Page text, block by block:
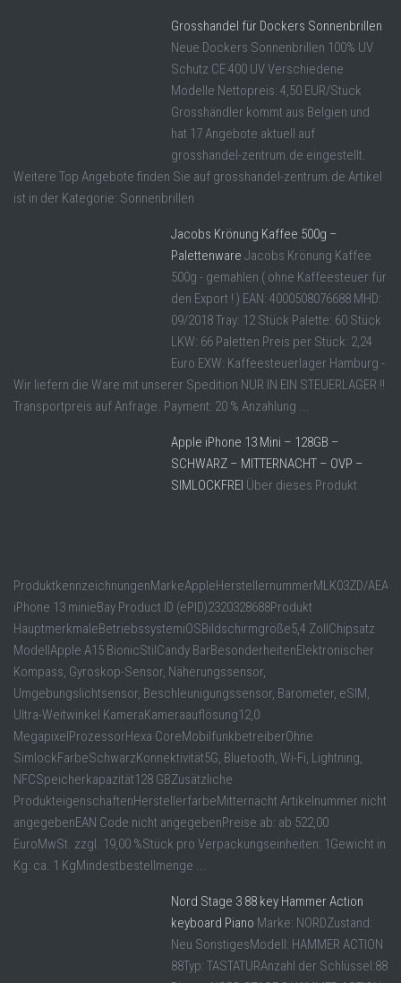
Grosshandel für Dockers Sonnenbrillen
Neue Dockers Sonnenbrillen 100% UV
Schutz CE 400 UV Verschiedene
Modelle Nettopreis: 4,50 EUR/Stück
Grosshändler kommt aus Belgien und
hat 17 Angebote aktuell auf
grosshandel-zentrum.de eingestellt.
Weitere Top Angebote finden Sie auf grosshandel-zentrum.de Artikel
ist in der Kategorie: Sonnenbrillen
Jacobs Krönung Kaffee 500g –
Palettenware Jacobs Krönung Kaffee
500g - gemahlen ( ohne Kaffeesteuer für
den Export ! ) EAN: 4000508076688 MHD:
09/2018 Tray: 12 Stück Palette: 60 Stück
LKW: 66 Paletten Preis per Stück: 2,24
Euro EXW: Kaffeesteuerlager Hamburg -
Wir liefern die Ware mit unserer Spedition NUR IN EIN STEUERLAGER !!
Transportpreis auf Anfrage. Payment: 20 % Anzahlung ...
Apple iPhone 13 Mini – 128GB –
SCHWARZ – MITTERNACHT – OVP –
SIMLOCKFREI Über dieses Produkt
ProduktkennzeichnungenMarkeAppleHerstellernummerMLK03ZD/
iPhone 13 minieBay Product ID (ePID)2320328688Produkt
HauptmerkmaleBetriebssystemiOSBildschirmgröße5,4 ZollChipsatz
ModellApple A15 BionicStilCandy BarBesonderheitenElektronischer
Kompass, Gyroskop-Sensor, Näherungssensor,
Umgebungslichtsensor, Beschleunigungssensor, Barometer, eSIM,
Ultra-Weitwinkel KameraKameraauflösung12,0
MegapixelProzessorHexa CoreMobilfunkbetreiberOhne
SimlockFarbeSchwarzKonnektivität5G, Bluetooth, Wi-Fi, Lightning,
NFCSpeicherkapazität128 GBZusätzliche
ProdukteigenschaftenHerstellerfarbeMitternacht Artikelnummer nicht
angegebenEAN Code nicht angegebenPreise ab: ab 522,00
EuroMwSt. zzgl. 19,00 %Stück pro Verpackungseinheiten: 1Gewicht in
Kg: ca. 1 KgMindestbestellmenge ...
Nord Stage 3 88 key Hammer Action
keyboard Piano Marke: NORDZustand:
Neu SonstigesModell: HAMMER ACTION
88Typ: TASTATURAnzahl der Schlüssel:88